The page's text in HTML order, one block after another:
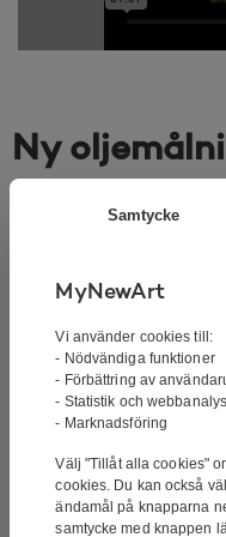
Ny
torkar för
förväntar
är
i slutet av
augusti.
Handmålade
Signatur:Signerad av
Samtycke
MyNewArt
Vi använder cookies till:
- Nödvändiga funktioner
- Förbättring av
- Statistik och webbanalys
- Marknadsföring
Välj "Tillåt alla cookies"
cookies. Du kan också
ändamål på knapparna
samtycke med knappen